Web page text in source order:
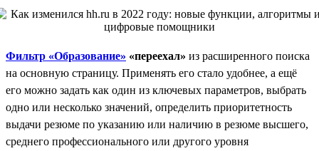
Фильтр «Образование» «переехал» из расширенного поиска
на основную страницу. Применять его стало удобнее, а ещё
его можно задать как один из ключевых параметров, выбрать
одно или несколько значений, определить приоритетность
выдачи резюме по указанию или наличию в резюме высшего,
среднего профессионального или другого уровня